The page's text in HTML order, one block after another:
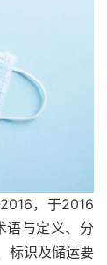
，于2016
语与定义、分
标识及储运要